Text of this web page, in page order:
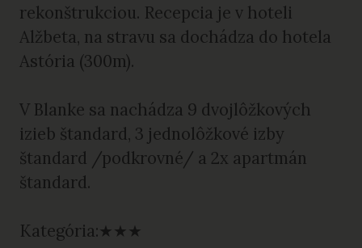
rekonštrukciou. Recepcia je v hoteli
Alžbeta, na stravu sa dochádza do hotela
Astória (300m).
V Blanke sa nachádza 9 dvojlôžkových
izieb štandard, 3 jednolôžkové izby
štandard /podkrovné/ a 2x apartmán
štandard.
Kategória:★★★